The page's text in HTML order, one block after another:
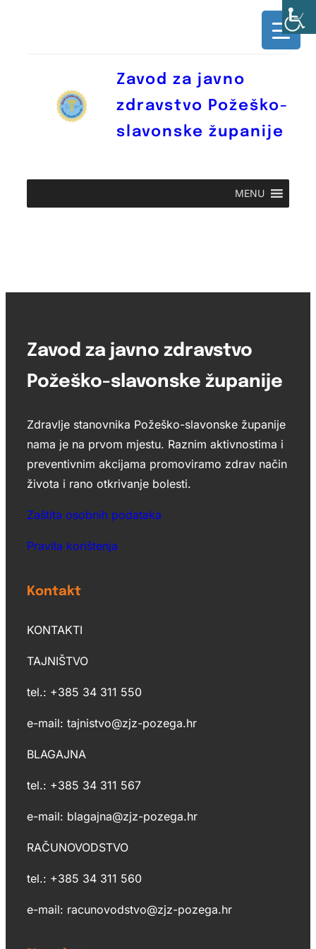
Zavod za javno
zdravstvo Požeško-
slavonske županije
MENU
Zavod za javno zdravstvo
Požeško-slavonske županije
Zdravlje stanovnika Požeško-slavonske županije
nama je na prvom mjestu. Raznim aktivnostima i
preventivnim akcijama promoviramo zdrav način
života i rano otkrivanje bolesti.
Zaštita osobnih podataka
Pravila korištenja
Kontakt
KONTAKTI
TAJNIŠTVO
tel.: +385 34 311 550
e-mail: tajnistvo@zjz-pozega.hr
BLAGAJNA
tel.: +385 34 311 567
e-mail: blagajna@zjz-pozega.hr
RAČUNOVODSTVO
tel.: +385 34 311 560
e-mail: racunovodstvo@zjz-pozega.hr